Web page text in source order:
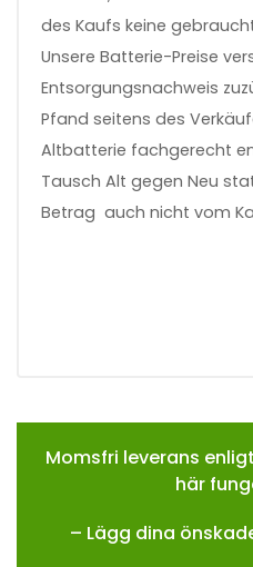
des Kaufs keine
Unsere Batterie-Preise
Entsorgungsnachweis
Pfand seitens des
Altbatterie fachgerecht
Tausch Alt gegen Neu
Betrag auch nicht vom
Momsfri leverans
här
– Lägg dina